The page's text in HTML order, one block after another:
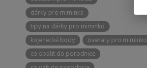
dárky pro miminka
tipy na dárky pro miminko
kojenecké body
overaly pro miminko
co sbalit do porodnice